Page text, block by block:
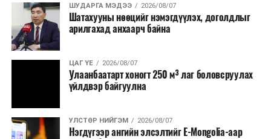
ШУДАРГА МЭДЭЭ 2026/08/07
Шатахууны нөөцийг нэмэгдүүлэх, доголдлыг
арилгахад анхаарч байна
ЦАГ ҮЕ 2026/08/07
Улаанбаатарт хоногт 250 м³ лаг боловсруулах
үйлдвэр байгуулна
УЛСТӨР НИЙГЭМ 2026/08/07
Нэгдүгээр ангийн элсэлтийг E-Mongolia-аар